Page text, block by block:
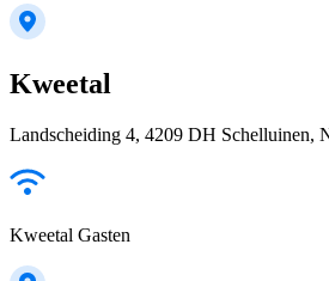
Kweetal
Landscheiding 4, 4209 DH Schelluinen,
Kweetal Gasten